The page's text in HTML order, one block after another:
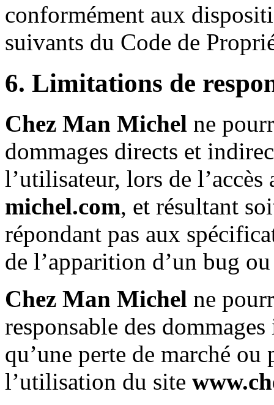
conformément aux
suivants du Code de
6. Limitations de
Chez Man Michel ne
dommages directs et
l’utilisateur, lors de
michel.com, et résultant
répondant pas aux
de l’apparition d’un bug
Chez Man Michel ne
responsable des
qu’une perte de marché ou
l’utilisation du site